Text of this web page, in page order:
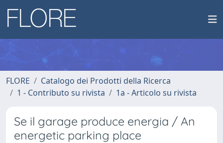
FLORE
Catalogo dei Prodotti della Ricerca
1 - Contributo su rivista
1a - Articolo su rivista
Se il garage produce energia / An
energetic parking place